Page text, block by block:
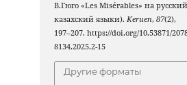
В.Гюго «Les Misérables» на
казахский языки).Keruen,87(2),
197–207. https://doi.org/10.53871/
8134.2025.2-15
Другие форматы